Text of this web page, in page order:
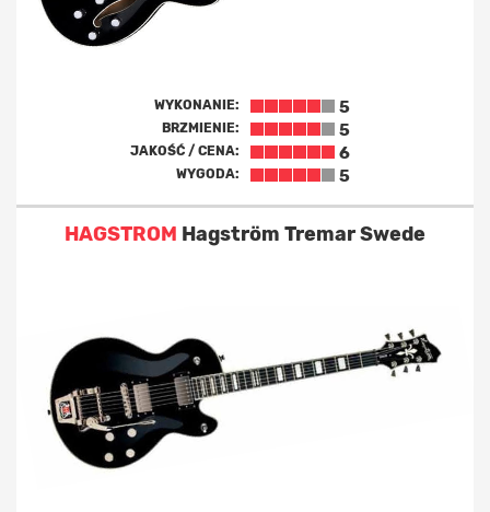
WYKONANIE: 5
BRZMIENIE: 5
JAKOŚĆ / CENA: 6
WYGODA: 5
HAGSTROM Hagström Tremar Swede